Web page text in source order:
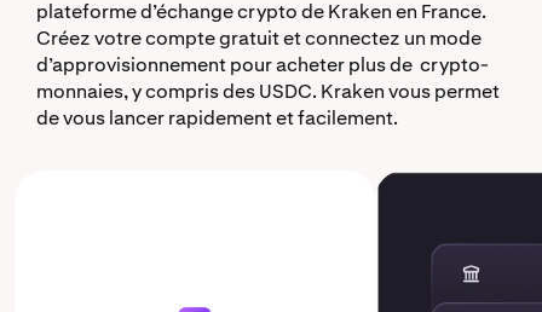
plateforme d’échange crypto de Kraken en France.
Créez votre compte gratuit et connectez un mode
d’approvisionnement pour acheter plus de crypto-
monnaies, y compris des USDC. Kraken vous permet
de vous lancer rapidement et facilement.